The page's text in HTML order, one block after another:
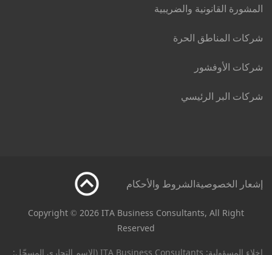
المشورة القانونية والضريبية
شركات المناطق الحرة
شركات الأوفشور
شركات البر الرئيسي
إشعار الخصوصيةالشروط والأحكام
Copyright © 2026 ITA Business Consultants, All Right
Reserved
إخلاء المسؤولية: ITA Business Consultants (الاسم التجاري المسجّل: